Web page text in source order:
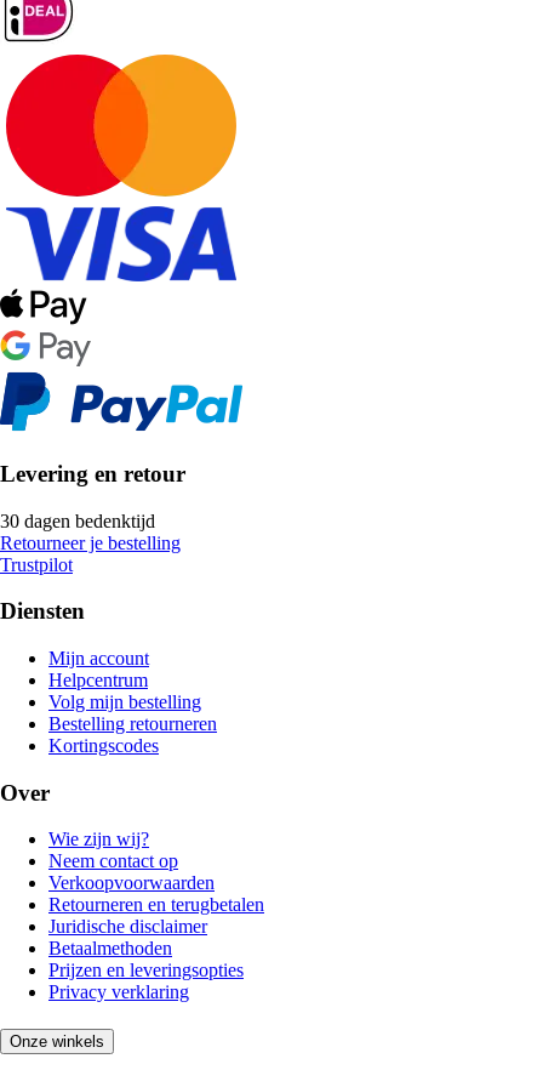
Levering en retour
30 dagen bedenktijd
Retourneer je bestelling
Trustpilot
Diensten
Mijn account
Helpcentrum
Volg mijn bestelling
Bestelling retourneren
Kortingscodes
Over
Wie zijn wij?
Neem contact op
Verkoopvoorwaarden
Retourneren en terugbetalen
Juridische disclaimer
Betaalmethoden
Prijzen en leveringsopties
Privacy verklaring
Onze winkels